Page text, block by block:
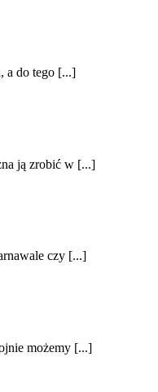
a do tego [...]
ją zrobić w [...]
czy [...]
możemy [...]